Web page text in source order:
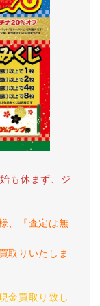
も休まず、ジ
、『査定は無
取りいたしま
金買取り致し